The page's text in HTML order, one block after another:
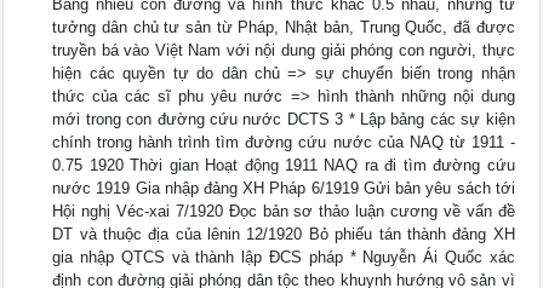
Bằng nhiều con đường và hình thức khác 0.5 nhau, những tư
tưởng dân chủ tư sản từ Pháp, Nhật bản, Trung Quốc, đã được
truyền bá vào Việt Nam với nội dung giải phóng con người, thực
hiện các quyền tự do dân chủ => sự chuyển biến trong nhận
thức của các sĩ phu yêu nước => hình thành những nội dung
mới trong con đường cứu nước DCTS 3 * Lập bảng các sự kiện
chính trong hành trình tìm đường cứu nước của NAQ từ 1911 -
0.75 1920 Thời gian Hoạt động 1911 NAQ ra đi tìm đường cứu
nước 1919 Gia nhập đảng XH Pháp 6/1919 Gửi bản yêu sách tới
Hội nghị Véc-xai 7/1920 Đọc bản sơ thảo luận cương về vấn đề
DT và thuộc địa của lênin 12/1920 Bỏ phiếu tán thành đảng XH
gia nhập QTCS và thành lập ĐCS pháp * Nguyễn Ái Quốc xác
định con đường giải phóng dân tộc theo khuynh hướng vô sản vì